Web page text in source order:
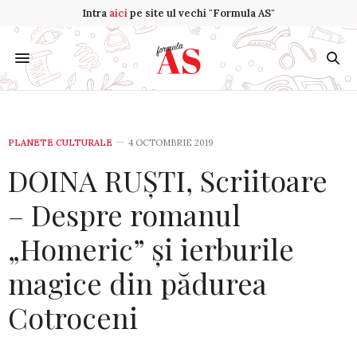
Intra aicipe site ul vechi "Formula AS"
PLANETE CULTURALE 4 OCTOMBRIE 2019
DOINA RUȘTI, Scriitoare
– Despre romanul
„Homeric” și ierburile
magice din pădurea
Cotroceni